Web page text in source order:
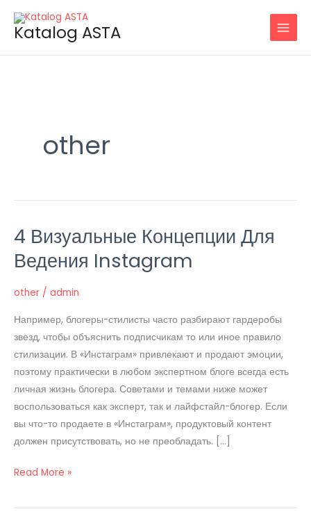
contentKatalog ASTA
other
4 Визуальные Концепции Для
Ведения Instagram
other / admin
Например, блогеры-стилисты часто разбирают гардеробы
звезд, чтобы объяснить подписчикам то или иное правило
стилизации. В «Инстаграм» привлекают и продают эмоции,
поэтому практически в любом экспертном блоге всегда есть
личная жизнь блогера. Советами и темами ниже может
воспользоваться как эксперт, так и лайфстайл-блогер. Если
вы что-то продаете в «Инстаграм», продуктовый контент
должен присутствовать, но не преобладать. […]
4
Визуальные
Концепции
Ведения
Instagram
Read More »